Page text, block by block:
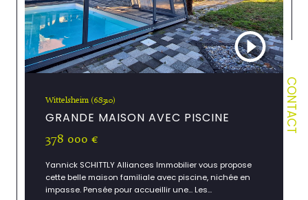
CONTACT
Wittelsheim (68310)
GRANDE MAISON AVEC PISCINE
378 000 €
Yannick SCHITTLY Alliances Immobilier vous propose
cette belle maison familiale avec piscine, nichée en
impasse. Pensée pour accueillir une... Les...